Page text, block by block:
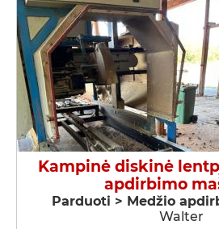
Kampinė diskinė
apdirbimo
Parduoti > Medžio
Walter